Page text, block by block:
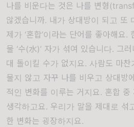
나를 비운다는 것은 나를 변형
않겠습니까. 내가 상대방이 되고 또
제가 ‘혼합’이라는 단어를 좋아해요.
물 ‘수(水)’ 자가 섞여 있습니다. 그
대 돌이킬 수가 없지요. 사람도 마찬
물지 않고 자꾸 나를 비우고 상대방
적인 변화를 이루는 거지요. 혼합
생각하고요. 우리가 말을 제대로 섞
한 변화는 굉장하지요.